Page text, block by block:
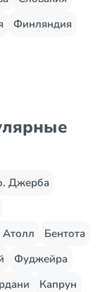
Финляндия
Джерба
Бентота
Фуджейра
Капрун